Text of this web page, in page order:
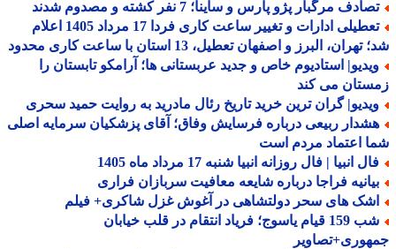
مرگبار پژو پارس و ساینا؛ 7 نفر کشته و مصدوم شدند
تعطیلی ادارات و تغییر ساعت کاری فردا 17 مرداد 1405 اعلام
البرز و اصفهان تعطیل، 13 استان با ساعت کاری محدود
استادیوم خاص و جدید عربستانی ها؛ آرامکو تابستان را
می کند
گران ترین خرید تاریخ رئال مادرید به روایت حمید سحری
ربیعی درباره فرسایش وفاق؛ آقای پزشکیان سرمایه اصلی
اعتماد مردم است
انبیا | فال روزانه انبیا شنبه 17 مرداد ماه 1405
فراجا درباره شایعه معافیت سربازان فراری
های سحر دولتشاهی در آغوش غزل شاکری+ فیلم
شب 159 قیام یاسوج؛ فریاد انتقام در قلب خیابان